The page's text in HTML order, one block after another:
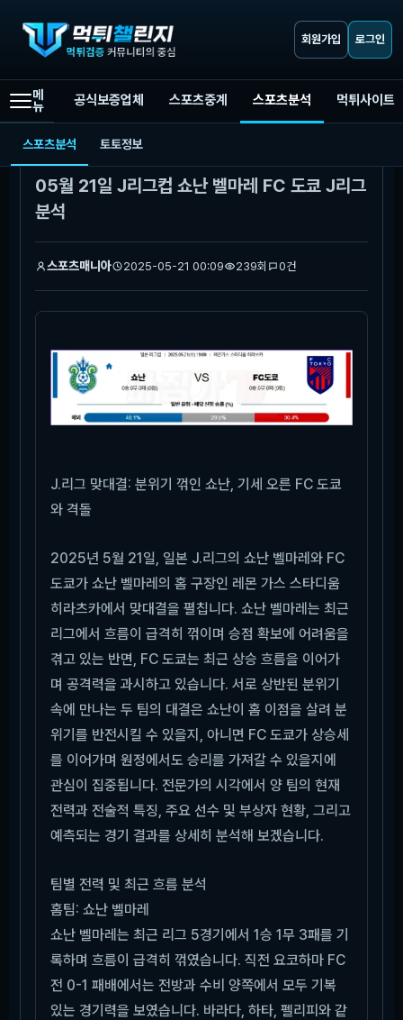
회원가입 로그인
메
뉴
공식보증업체 스포츠중계 스포츠분석 먹튀사이트
스포츠분석 토토정보
먹튀챌린지 스포츠분석 05월 21일 J리그컵 쇼난 벨마레 FC 도쿄 J리그분석
05월 21일 J리그컵 쇼난 벨마레 FC 도쿄 J리그
분석
스포츠매니아 2025-05-21 00:09 239회 0건
본문
J.리그 맞대결: 분위기 꺾인 쇼난, 기세 오른 FC 도쿄
와 격돌
2025년 5월 21일, 일본 J.리그의 쇼난 벨마레와 FC
도쿄가 쇼난 벨마레의 홈 구장인 레몬 가스 스타디움
히라츠카에서 맞대결을 펼칩니다. 쇼난 벨마레는 최근
리그에서 흐름이 급격히 꺾이며 승점 확보에 어려움을
겪고 있는 반면, FC 도쿄는 최근 상승 흐름을 이어가
며 공격력을 과시하고 있습니다. 서로 상반된 분위기
속에 만나는 두 팀의 대결은 쇼난이 홈 이점을 살려 분
위기를 반전시킬 수 있을지, 아니면 FC 도쿄가 상승세
를 이어가며 원정에서도 승리를 가져갈 수 있을지에
관심이 집중됩니다. 전문가의 시각에서 양 팀의 현재
전력과 전술적 특징, 주요 선수 및 부상자 현황, 그리고
예측되는 경기 결과를 상세히 분석해 보겠습니다.
팀별 전력 및 최근 흐름 분석
홈팀: 쇼난 벨마레
쇼난 벨마레는 최근 리그 5경기에서 1승 1무 3패를 기
록하며 흐름이 급격히 꺾였습니다. 직전 요코하마 FC
전 0-1 패배에서는 전방과 수비 양쪽에서 모두 기복
있는 경기력을 보였습니다. 바라다, 하타, 펠리피와 같